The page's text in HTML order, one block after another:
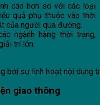
cao hơn so với các loại
quả phụ thuộc vào thời
của người qua đường.
ngành hàng thời trang,
trí lớn.
bởi sự linh hoạt nội dung
giao thông